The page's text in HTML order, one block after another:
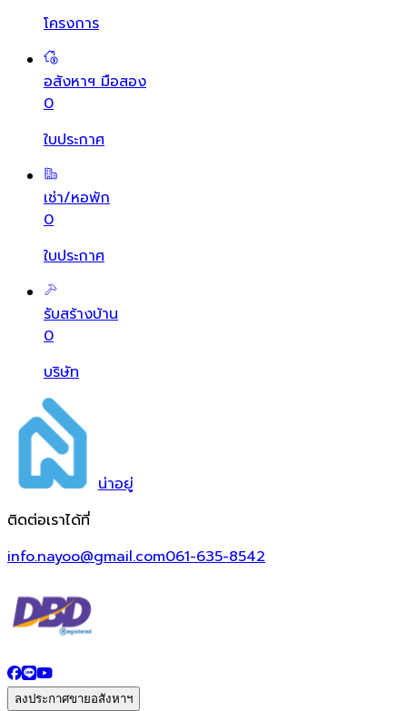
โครงการ
อสังหาฯ มือสอง
0
ใบประกาศ
เช่า/หอพัก
0
ใบประกาศ
รับสร้างบ้าน
0
บริษัท
น่าอยู่
ติดต่อเราได้ที่
info.nayoo@gmail.com061-635-8542
ลงประกาศขายอสังหาฯ